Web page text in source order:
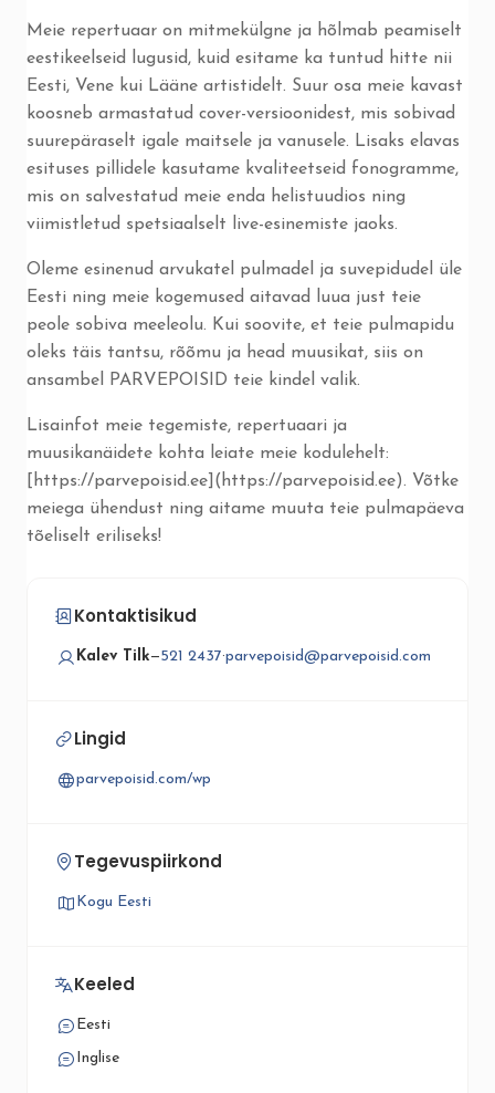
Meie repertuaar on mitmekülgne ja hõlmab peamiselt
eestikeelseid lugusid, kuid esitame ka tuntud hitte nii
Eesti, Vene kui Lääne artistidelt. Suur osa meie kavast
koosneb armastatud cover-versioonidest, mis sobivad
suurepäraselt igale maitsele ja vanusele. Lisaks elavas
esituses pillidele kasutame kvaliteetseid fonogramme,
mis on salvestatud meie enda helistuudios ning
viimistletud spetsiaalselt live-esinemiste jaoks.
Oleme esinenud arvukatel pulmadel ja suvepidudel üle
Eesti ning meie kogemused aitavad luua just teie
peole sobiva meeleolu. Kui soovite, et teie pulmapidu
oleks täis tantsu, rõõmu ja head muusikat, siis on
ansambel PARVEPOISID teie kindel valik.
Lisainfot meie tegemiste, repertuaari ja
muusikanäidete kohta leiate meie kodulehelt:
[https://parvepoisid.ee](https://parvepoisid.ee). Võtke
meiega ühendust ning aitame muuta teie pulmapäeva
tõeliselt eriliseks!
Kontaktisikud
Kalev Tilk—521 2437·parvepoisid@parvepoisid.com
Lingid
parvepoisid.com/wp
Tegevuspiirkond
Kogu Eesti
Keeled
Eesti
Inglise